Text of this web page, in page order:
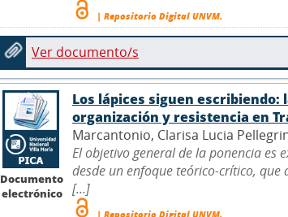
| Repositorio Digital UNVM.
Ver documento/s
Documento
electrónico
Los lápices siguen
organización y resistencia en
Marcantonio, Clarisa Lucia
El objetivo general de la ponencia es
desde un enfoque teórico-crítico,
[...]
| Repositorio Digital UNVM.